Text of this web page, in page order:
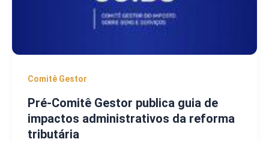
Comitê Gestor
Pré-Comitê Gestor publica guia de
impactos administrativos da reforma
tributária